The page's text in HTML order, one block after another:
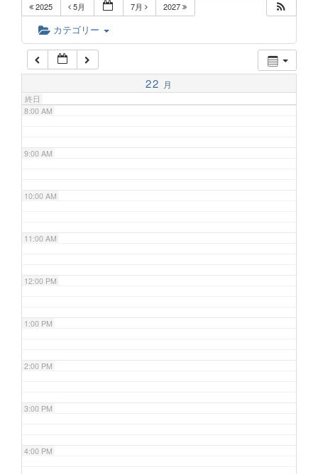
2025 5月 7月 2027
カテゴリー
22 月
終日
6:00 AM
7:00 AM
8:00 AM
9:00 AM
10:00 AM
11:00 AM
12:00 PM
1:00 PM
2:00 PM
3:00 PM
4:00 PM